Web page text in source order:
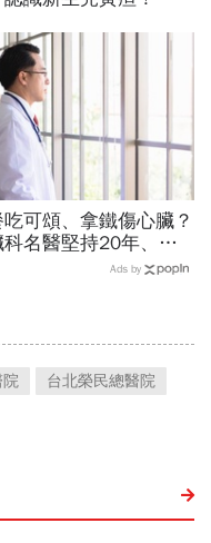
可頌、拿鐵傷心臟？
名醫堅持20年、早
點前不做「5件事」：
Ads by
院
台北榮民總醫院